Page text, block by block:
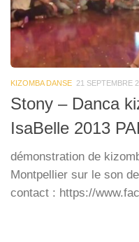
KIZOMBA DANSE 21 SEPTEMBRE
Stony – Danca
IsaBelle 2013
démonstration de
Montpellier sur le son
contact : https://